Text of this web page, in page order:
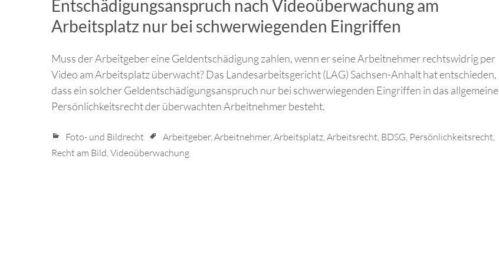
Entschädigungsanspruch nach Videoüberwachung am
Arbeitsplatz nur bei schwerwiegenden Eingriffen
Muss der Arbeitgeber eine Geldentschädigung zahlen, wenn er seine Arbeitnehmer rechtswidrig per
Video am Arbeitsplatz überwacht? Das Landesarbeitsgericht (LAG) Sachsen-Anhalt hat entschieden,
dass ein solcher Geldentschädigungsanspruch nur bei schwerwiegenden Eingriffen in das allgemeine
Persönlichkeitsrecht der überwachten Arbeitnehmer besteht.
Foto- und Bildrecht Arbeitgeber, Arbeitnehmer, Arbeitsplatz Arbeitsrecht BDSG Persönlichkeitsrecht
Recht am Bild Videoüberwachung